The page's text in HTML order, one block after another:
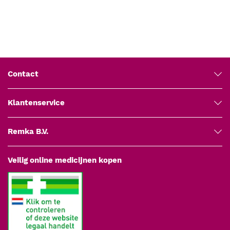
Aanzetten: 3 verwisselbaar
Steriliteit: niet-steriel geleverd
Sterilisatie: metalen delen stoomsteriliseerbaar bij 134 °C;
EAN: 8719169018796
Artikelnummer leverancier: B001132.19
Garantie: 5 jaar fabrieksgarantie
Fabrikant: Medipharchem
Contact
Klantenservice
Remka B.V.
Veilig online medicijnen kopen